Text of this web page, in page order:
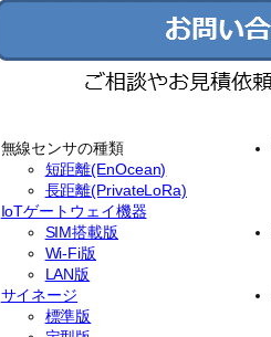
無線センサの種類
短距離(EnOcean)
長距離(PrivateLoRa)
IoTゲートウェイ機器
SIM搭載版
Wi-Fi版
LAN版
サイネージ
標準版